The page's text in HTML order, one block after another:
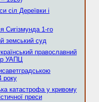
сіл Дереївки і
Сигізмунда 1-го
земський суд
православний
УАПЦ
року
катастрофа у кривому
преси